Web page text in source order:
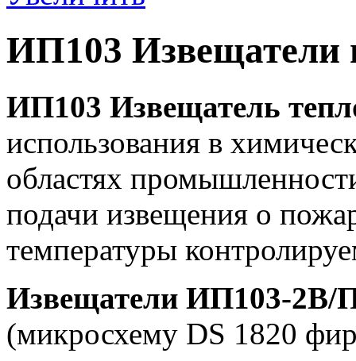
ИП103 Извещатели
ИП103 Извещатель
использования в
областях
подачи извещения о
температуры
Извещатели ИП103-2В/
(микросхему DS 1820